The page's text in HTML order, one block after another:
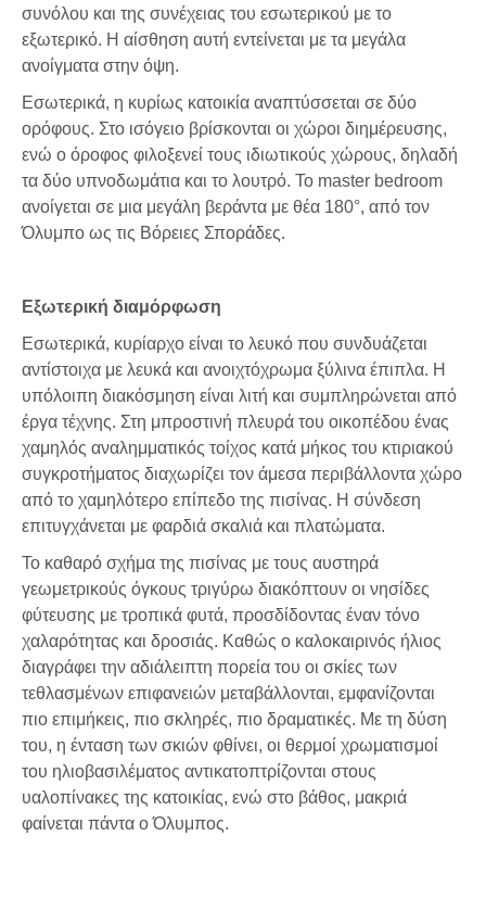
συνόλου και της συνέχειας του εσωτερικού με το
εξωτερικό. Η αίσθηση αυτή εντείνεται με τα μεγάλα
ανοίγματα στην όψη.
Εσωτερικά, η κυρίως κατοικία αναπτύσσεται σε δύο
ορόφους. Στο ισόγειο βρίσκονται οι χώροι διημέρευσης,
ενώ ο όροφος φιλοξενεί τους ιδιωτικούς χώρους, δηλαδή
τα δύο υπνοδωμάτια και το λουτρό. Το master bedroom
ανοίγεται σε μια μεγάλη βεράντα με θέα 180°, από τον
Όλυμπο ως τις Βόρειες Σποράδες.
Εξωτερική διαμόρφωση
Εσωτερικά, κυρίαρχο είναι το λευκό που συνδυάζεται
αντίστοιχα με λευκά και ανοιχτόχρωμα ξύλινα έπιπλα. Η
υπόλοιπη διακόσμηση είναι λιτή και συμπληρώνεται από
έργα τέχνης. Στη μπροστινή πλευρά του οικοπέδου ένας
χαμηλός αναλημματικός τοίχος κατά μήκος του κτιριακού
συγκροτήματος διαχωρίζει τον άμεσα περιβάλλοντα χώρο
από το χαμηλότερο επίπεδο της πισίνας. Η σύνδεση
επιτυγχάνεται με φαρδιά σκαλιά και πλατώματα.
Το καθαρό σχήμα της πισίνας με τους αυστηρά
γεωμετρικούς όγκους τριγύρω διακόπτουν οι νησίδες
φύτευσης με τροπικά φυτά, προσδίδοντας έναν τόνο
χαλαρότητας και δροσιάς. Καθώς ο καλοκαιρινός ήλιος
διαγράφει την αδιάλειπτη πορεία του οι σκίες των
τεθλασμένων επιφανειών μεταβάλλονται, εμφανίζονται
πιο επιμήκεις, πιο σκληρές, πιο δραματικές. Με τη δύση
του, η ένταση των σκιών φθίνει, οι θερμοί χρωματισμοί
του ηλιοβασιλέματος αντικατοπτρίζονται στους
υαλοπίνακες της κατοικίας, ενώ στο βάθος, μακριά
φαίνεται πάντα ο Όλυμπος.